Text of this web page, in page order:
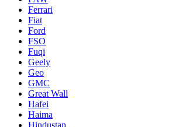
Ferrari
Fiat
Ford
FSO
Fuqi
Geely
Geo
GMC
Great Wall
Hafei
Haima